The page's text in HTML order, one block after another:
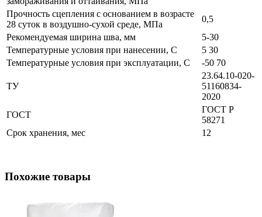
Прочность сцепления с основанием в возрасте
28 суток в воздушно-сухой среде, МПа
0,5
Рекомендуемая ширина шва, мм
5-30
Температурные условия при нанесении, С
5 30
Температурные условия при эксплуатации, С
-50 70
ТУ
23.64.10-020-
51160834-
2020
ГОСТ
ГОСТ Р
58271
Срок хранения, мес
12
Похожие товары